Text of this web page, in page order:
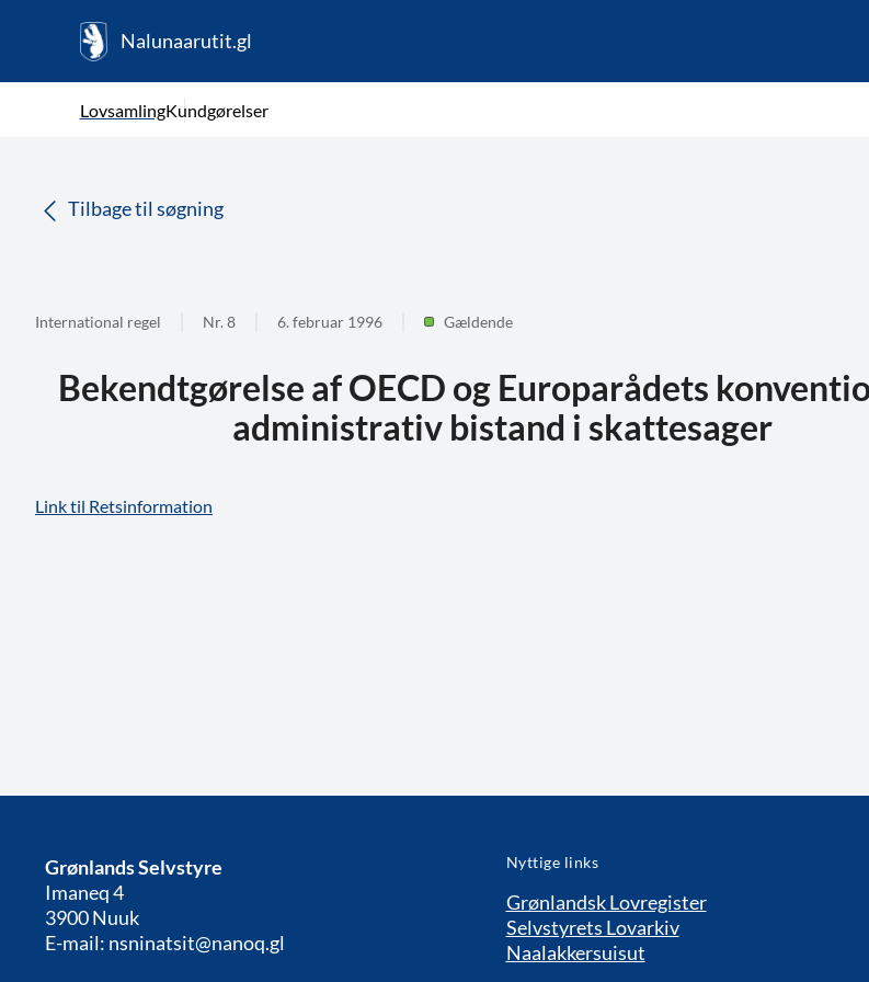
Nalunaarutit.gl
LovsamlingKundgørelser
Tilbage til søgning
International regel Nr. 8 6. februar 1996 Gældende
Bekendtgørelse af OECD og Europarådets
administrativ bistand i skattesager
Link til Retsinformation
Grønlands Selvstyre
Imaneq 4
3900 Nuuk
E-mail: nsninatsit@nanoq.gl
Nyttige links
Grønlandsk Lovregister
Selvstyrets Lovarkiv
Naalakkersuisut